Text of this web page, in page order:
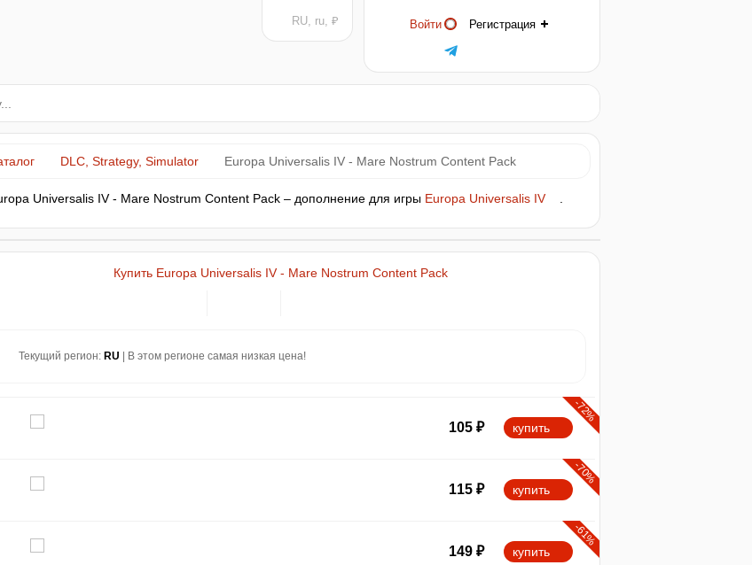
Войти Регистрация
RU, ru, ₽
DLC, Strategy, Simulator Europa Universalis IV - Mare Nostrum Content Pack
Universalis IV - Mare Nostrum Content Pack – дополнение для игры Europa Universalis IV
Купить Europa Universalis IV - Mare Nostrum Content Pack
Текущий регион: RU | В этом регионе самая низкая цена!
-72%
105 ₽ купить
-70%
115 ₽ купить
-61%
149 ₽ купить